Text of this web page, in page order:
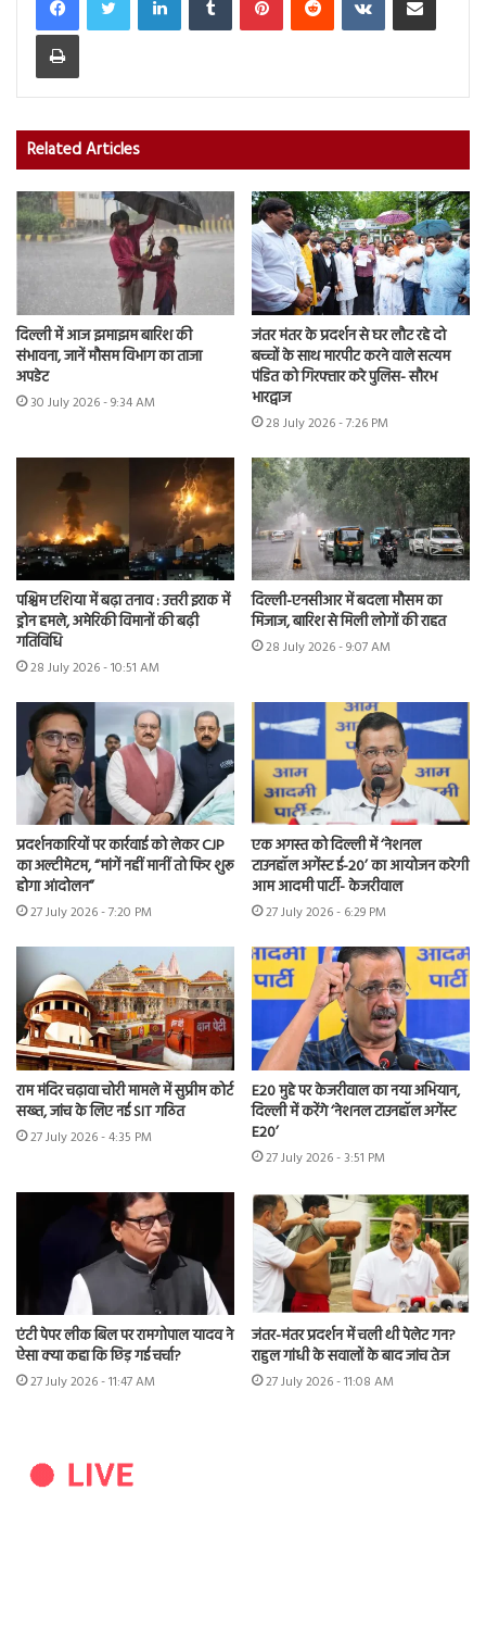
Print
Related Articles
दिल्ली में आज झमाझम बारिश की
संभावना, जानें मौसम विभाग का ताजा
अपडेट
30 July 2026 - 9:34 AM
जंतर मंतर के प्रदर्शन से घर लौट रहे दो
बच्चों के साथ मारपीट करने वाले सत्यम
पंडित को गिरफ्तार करे पुलिस- सौरभ
भारद्वाज
28 July 2026 - 7:26 PM
पश्चिम एशिया में बढ़ा तनाव : उत्तरी इराक में
ड्रोन हमले, अमेरिकी विमानों की बढ़ी
गतिविधि
28 July 2026 - 10:51 AM
दिल्ली-एनसीआर में बदला मौसम का
मिजाज, बारिश से मिली लोगों की राहत
28 July 2026 - 9:07 AM
प्रदर्शनकारियों पर कार्रवाई को लेकर CJP
का अल्टीमेटम, “मांगें नहीं मानीं तो फिर शुरू
होगा आंदोलन”
27 July 2026 - 7:20 PM
एक अगस्त को दिल्ली में ‘नेशनल
टाउनहॉल अगेंस्ट ई-20’ का आयोजन करेगी
आम आदमी पार्टी- केजरीवाल
27 July 2026 - 6:29 PM
राम मंदिर चढ़ावा चोरी मामले में सुप्रीम कोर्ट
सख्त, जांच के लिए नई SIT गठित
27 July 2026 - 4:35 PM
E20 मुद्दे पर केजरीवाल का नया अभियान,
दिल्ली में करेंगे ‘नेशनल टाउनहॉल अगेंस्ट
E20’
27 July 2026 - 3:51 PM
एंटी पेपर लीक बिल पर रामगोपाल यादव ने
ऐसा क्या कहा कि छिड़ गई चर्चा?
27 July 2026 - 11:47 AM
जंतर-मंतर प्रदर्शन में चली थी पेलेट गन?
राहुल गांधी के सवालों के बाद जांच तेज
27 July 2026 - 11:08 AM